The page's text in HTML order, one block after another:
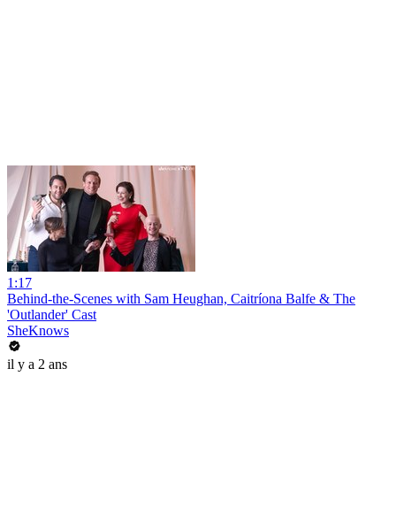
1:17
Behind-the-Scenes with Sam Heughan, Caitríona Balfe & The
'Outlander' Cast
SheKnows
il y a 2 ans